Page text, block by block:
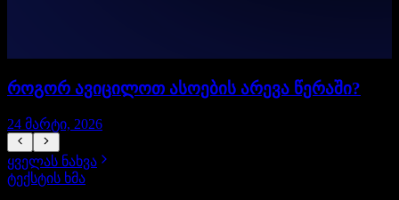
როგორ ავიცილოთ ასოების არევა წერაში?
24 მარტი, 2026
ყველას ნახვა
ტექსტის ხმა